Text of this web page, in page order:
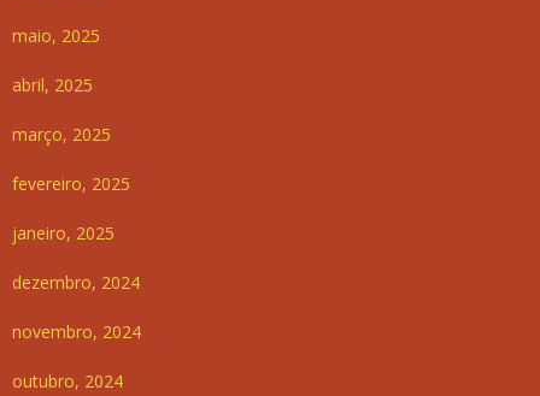
maio, 2025
abril, 2025
março, 2025
fevereiro, 2025
janeiro, 2025
dezembro, 2024
novembro, 2024
outubro, 2024